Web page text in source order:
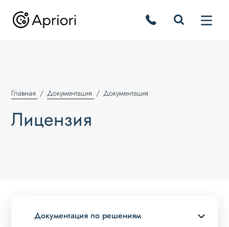
Главная Документация Документация
Лицензия
Документация по решениям